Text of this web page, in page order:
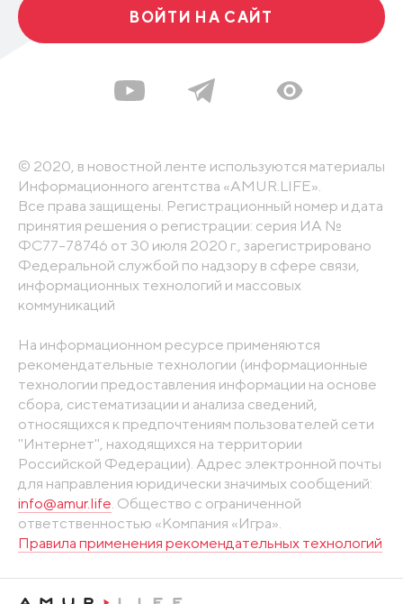
ВОЙТИ НА САЙТ
© 2020, в новостной ленте используются материалы
Информационного агентства «AMUR.LIFE».
Все права защищены. Регистрационный номер и дата
принятия решения о регистрации: серия ИА №
ФС77-78746 от 30 июля 2020 г., зарегистрировано
Федеральной службой по надзору в сфере связи,
информационных технологий и массовых
коммуникаций
На информационном ресурсе применяются
рекомендательные технологии (информационные
технологии предоставления информации на основе
сбора, систематизации и анализа сведений,
относящихся к предпочтениям пользователей сети
"Интернет", находящихся на территории
Российской Федерации). Адрес электронной почты
для направления юридически значимых сообщений:
info@amur.life . Общество с ограниченной
ответственностью «Компания «Игра».
Правила применения рекомендательных технологий